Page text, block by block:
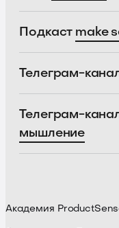
Подкаст make
Телеграм-
Телеграм-
мышление
Академия